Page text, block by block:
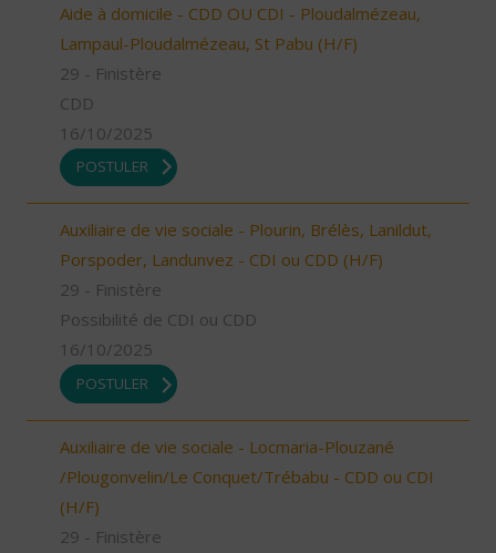
Aide à domicile - CDD OU CDI - Ploudalmézeau,
Lampaul-Ploudalmézeau, St Pabu (H/F)
29 - Finistère
CDD
16/10/2025
POSTULER
Auxiliaire de vie sociale - Plourin, Brélès, Lanildut,
Porspoder, Landunvez - CDI ou CDD (H/F)
29 - Finistère
Possibilité de CDI ou CDD
16/10/2025
POSTULER
Auxiliaire de vie sociale - Locmaria-Plouzané
/Plougonvelin/Le Conquet/Trébabu - CDD ou CDI
(H/F)
29 - Finistère